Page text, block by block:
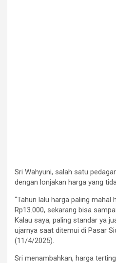
Sri Wahyuni, salah satu
dengan lonjakan harga yang
“Tahun lalu harga paling mahal
Rp13.000, sekarang bisa
Kalau saya, paling standar ya
ujarnya saat ditemui di Pasar
(11/4/2025).
Sri menambahkan, harga